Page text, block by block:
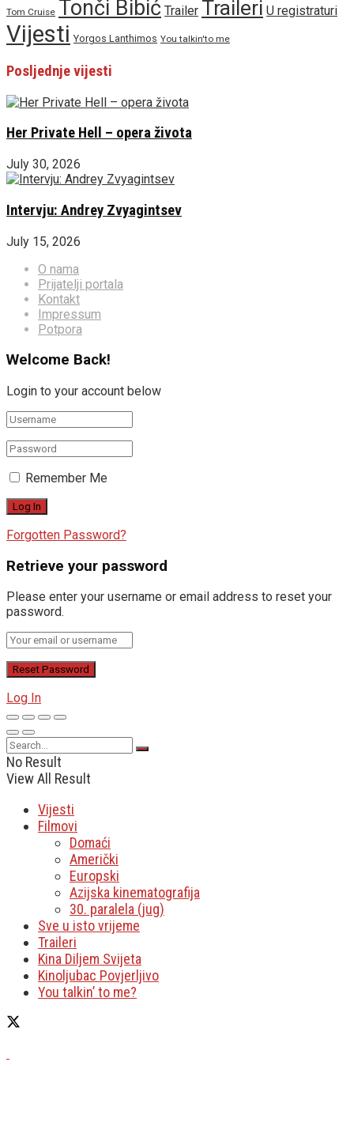
Tom Cruise Tonči Bibić Trailer Traileri U registraturi
Vijesti Yorgos Lanthimos You talkin'to me
Posljednje vijesti
Her Private Hell – opera života
July 30, 2026
Intervju: Andrey Zvyagintsev
July 15, 2026
O nama
Prijatelji portala
Kontakt
Impressum
Potpora
Welcome Back!
Login to your account below
Remember Me
Forgotten Password?
Retrieve your password
Please enter your username or email address to reset your
password.
Log In
No Result
View All Result
Vijesti
Filmovi
Domaći
Američki
Europski
Azijska kinematografija
30. paralela (jug)
Sve u isto vrijeme
Traileri
Kina Diljem Svijeta
Kinoljubac Povjerljivo
You talkin’ to me?